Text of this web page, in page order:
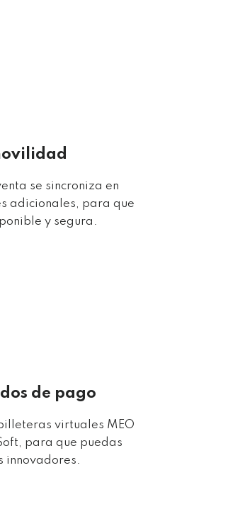
se sincroniza en
adicionales, para que
y segura.
de pago
virtuales MEO
para que puedas
innovadores.